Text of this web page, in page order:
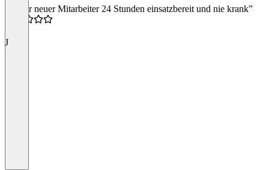
“Unser neuer Mitarbeiter 24 Stunden einsatzbereit und nie krank”
J